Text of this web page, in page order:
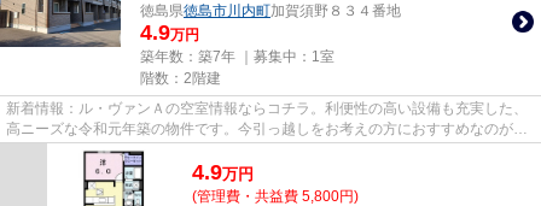
徳島県徳島市川内町加賀須野８３４番地
4.9万円
築年数：築7年 ｜募集中： 1室
階数：2階建
新着情報：ル・ヴァンＡの空室情報ならコチラ。利便性の高い設備も充実した、
高ニーズな令和元年築の物件です。今引っ越しをお考えの方におすすめなのが、
こちらのアパートです。築7年...
4.9万円
(管理費・共益費 5,800円)